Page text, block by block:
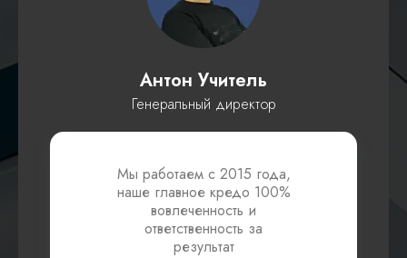
Антон Учитель
Генеральный директор
Мы работаем с 2015 года,
наше главное кредо 100%
вовлеченность и
ответственность за
результат